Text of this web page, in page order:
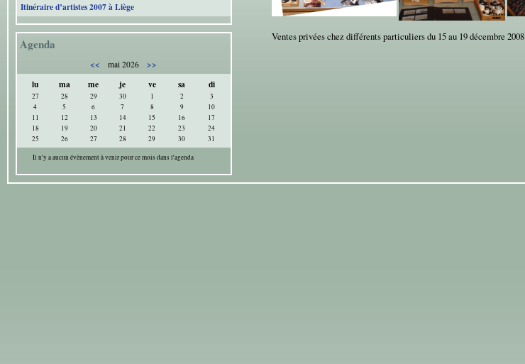
Itinéraire d’artistes 2007 à Liège
Agenda
<< mai 2026
>>
lu
ma me je ve sa di
27 28 29 30 1 2
3
4
5 6 7 8 9
10
11
12 13 14 15 16
17
18
19 20 21 22 23
24
25
26 27 28 29 30
31
Il n'y a aucun évènement à venir pour ce mois dans l'agenda
Ventes privées chez différents particuliers du 15 au 19 décembre 2008